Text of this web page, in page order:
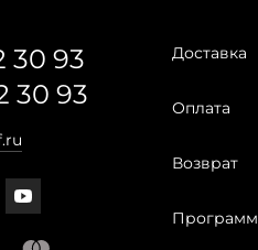
30 93
30 93
Доставка
Оплата
Возврат